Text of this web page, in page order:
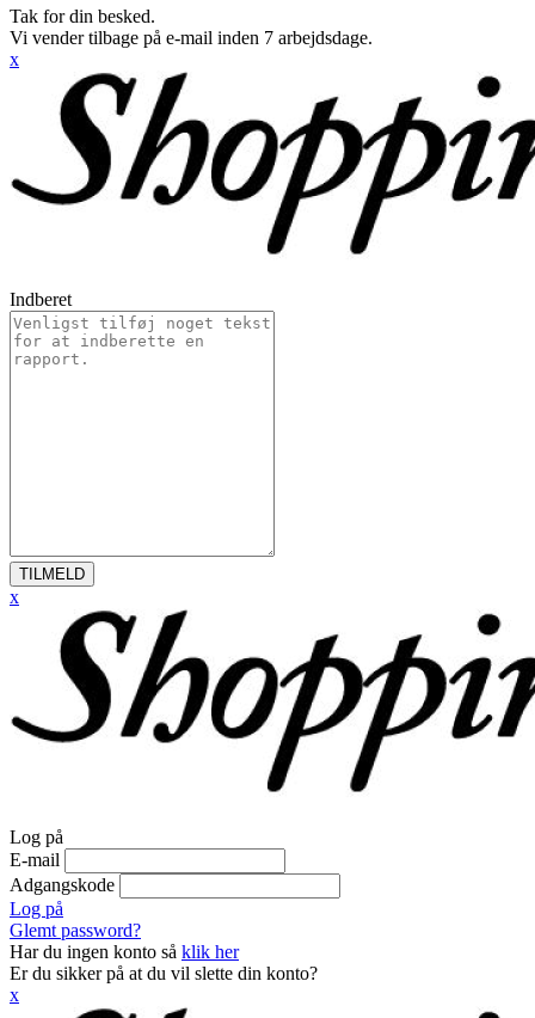
Tak for din besked.
Vi vender tilbage på e-mail inden 7 arbejdsdage.
x
Indberet
TILMELD
x
Log på
E-mail
Adgangskode
Log på
Glemt password?
Har du ingen konto så klik her
Er du sikker på at du vil slette din konto?
x